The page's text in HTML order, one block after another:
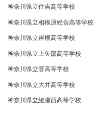
神奈川県立住吉高等学校
神奈川県立相模原総合高等学校
神奈川県立岸根高等学校
神奈川県立上矢部高等学校
神奈川県立菅高等学校
神奈川県立大井高等学校
神奈川県立綾瀬西高等学校